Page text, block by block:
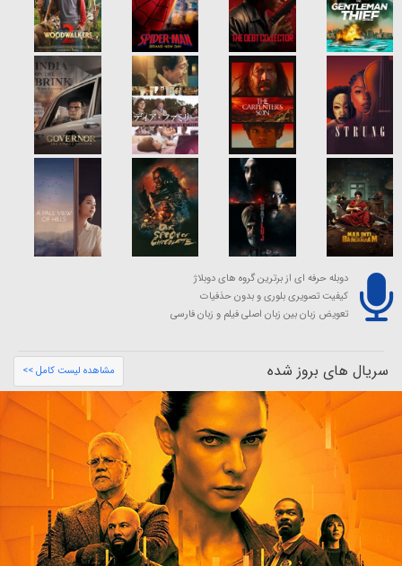
دوبله حرفه ای از برترین گروه های دوبلاژ
کیفیت تصویری بلوری و بدون حذفیات
تعویض زبان بین زبان اصلی فیلم و زبان فارسی
سریال های بروز شده مشاهده لیست کامل >>